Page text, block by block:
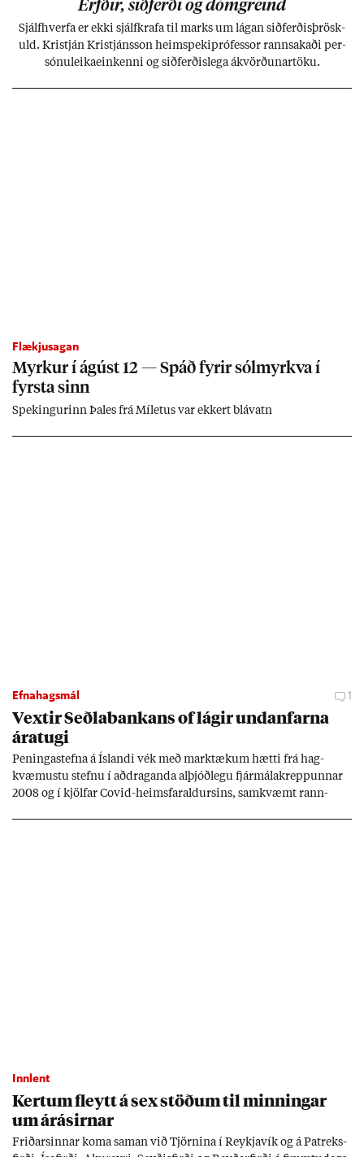
Erfð­ir, sið­ferði og dómgreind
Sjálf­hverfa er ekki sjálf­krafa til marks um lág­an sið­ferð­is­þrösk­
uld. Kristján Kristjáns­son heim­speki­pró­fess­or rann­sak­aði per­
sónu­leika­ein­kenni og sið­ferð­is­lega ákvörð­un­ar­töku.
Flækjusagan
Myrk­ur í ág­úst 12 — Spáð fyr­ir sól­myrkva í
fyrsta sinn
Spek­ing­ur­inn Þa­les frá Míletus var ekk­ert blá­vatn
Efnahagsmál 1
Vext­ir Seðla­bank­ans of lág­ir und­an­farna
ára­tugi
Pen­inga­stefna á Ís­landi vék með mark­tæk­um hætti frá hag­
kvæm­ustu stefnu í að­drag­anda al­þjóð­legu fjár­málakrepp­unn­ar
2008 og í kjöl­far Covid-heims­far­ald­urs­ins, sam­kvæmt rann­
Innlent
Kert­um fleytt á sex stöð­um til minn­ing­ar
um árás­irn­ar
Frið­arsinn­ar koma sam­an við Tjörn­ina í Reykja­vík og á Pat­reks­